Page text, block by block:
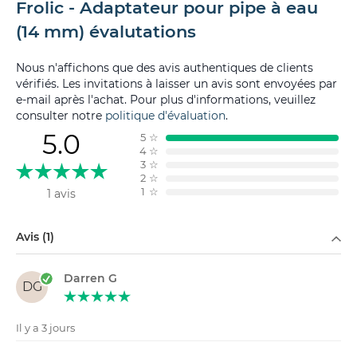
Frolic - Adaptateur pour pipe à eau
(14 mm) évalutations
Nous n'affichons que des avis authentiques de clients
vérifiés. Les invitations à laisser un avis sont envoyées par
e-mail après l'achat. Pour plus d'informations, veuillez
consulter notre politique d'évaluation.
5.0
1 avis
5 ☆
4 ☆
3 ☆
2 ☆
1 ☆
Avis (1)
DG
Darren G
Il y a 3 jours